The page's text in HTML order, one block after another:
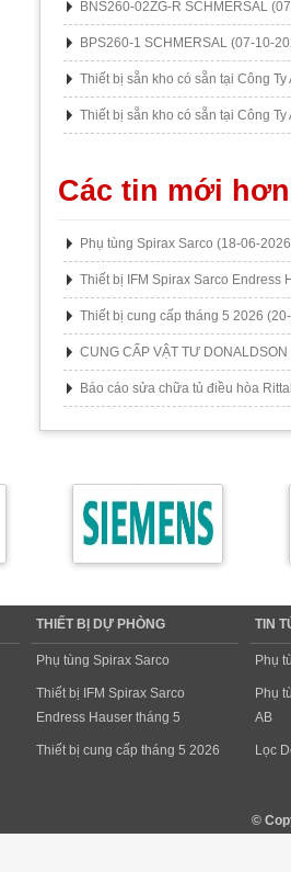
BNS260-02ZG-R SCHMERSAL
BPS260-1 SCHMERSAL (07-10-
Thiết bị sẵn kho có sẵn tại Công Ty
Thiết bị sẵn kho có sẵn tại Công
Các tin mới hơn
Phụ tùng Spirax Sarco (18-06-
Thiết bị IFM Spirax Sarco Endress
Thiết bị cung cấp tháng 5 2026
CUNG CẤP VẬT TƯ DONALDSON
Báo cáo sửa chữa tủ điều hòa
THIẾT BỊ DỰ PHÒNG
Phụ tùng Spirax Sarco
Thiết bị IFM Spirax Sarco
Endress Hauser tháng 5
Thiết bị cung cấp tháng 5 2026
TIN
Phụ
Phụ
AB
Lọc
©